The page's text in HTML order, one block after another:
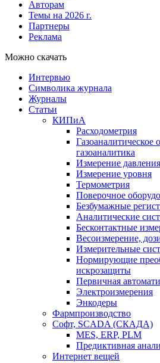
Авторам
Темы на 2026 г.
Партнеры
Реклама
Можно скачать
Интервью
Символика журнала
Журналы
Статьи
КИПиА
Расходометрия
Газоаналитическое
газоаналитика
Измерение давления
Измерение уровня
Термометрия
Поверочное
Безбумажные
Аналитические
Бесконтактные
Весоизмерение,
Измерительные
Нормирующие
искрозащиты
Первичная
Электроизмерения
Энкодеры
Фармпроизводство
Софт, SCADA (СКАДА)
MES, ERP, PLM
Предиктивная
Интернет вещей